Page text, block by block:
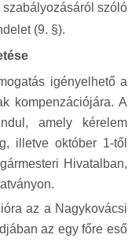
szóló
(9. §).
igényelhető a
kompenzációjára. A
amely kérelem
illetve október 1-től
Hivatalban,
az a Nagykovácsi
az egy főre eső